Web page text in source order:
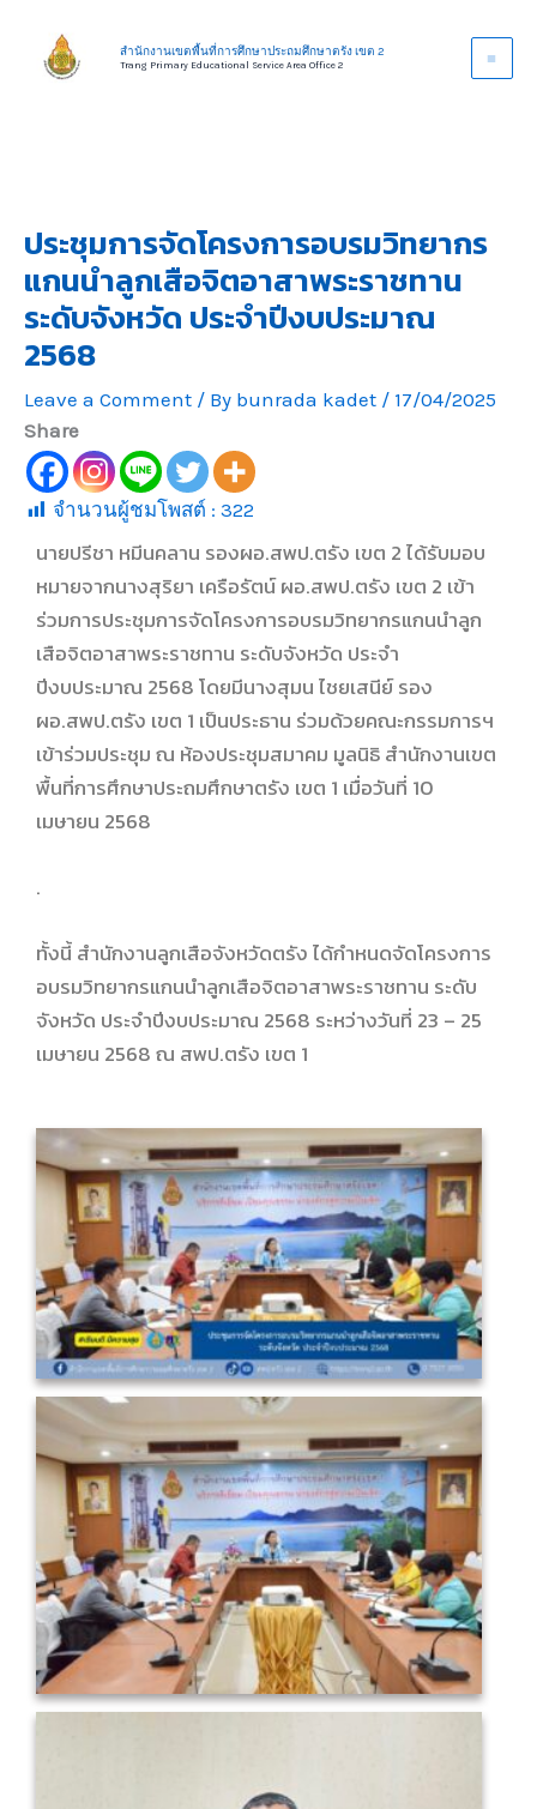
content
สำนักงานเขตพื้นที่การศึกษาประถมศึกษาตรัง เขต 2
Trang Primary Educational Service Area Office 2
ประชุมการจัดโครงการอบรมวิทยากร
แกนนำลูกเสือจิตอาสาพระราชทาน
ระดับจังหวัด ประจำปีงบประมาณ
2568
Leave a Comment / By bunrada kadet / 17/04/2025
Share
จำนวนผู้ชมโพสต์ : 322
นายปรีชา หมีนคลาน รองผอ.สพป.ตรัง เขต 2 ได้รับมอบ
หมายจากนางสุริยา เครือรัตน์ ผอ.สพป.ตรัง เขต 2 เข้า
ร่วมการประชุมการจัดโครงการอบรมวิทยากรแกนนำลูก
เสือจิตอาสาพระราชทาน ระดับจังหวัด ประจำ
ปีงบประมาณ 2568 โดยมีนางสุมน ไชยเสนีย์ รอง
ผอ.สพป.ตรัง เขต 1 เป็นประธาน ร่วมด้วยคณะกรรมการฯ
เข้าร่วมประชุม ณ ห้องประชุมสมาคม มูลนิธิ สำนักงานเขต
พื้นที่การศึกษาประถมศึกษาตรัง เขต 1 เมื่อวันที่ 10
เมษายน 2568
.
ทั้งนี้ สำนักงานลูกเสือจังหวัดตรัง ได้กำหนดจัดโครงการ
อบรมวิทยากรแกนนำลูกเสือจิตอาสาพระราชทาน ระดับ
จังหวัด ประจำปีงบประมาณ 2568 ระหว่างวันที่ 23 – 25
เมษายน 2568 ณ สพป.ตรัง เขต 1